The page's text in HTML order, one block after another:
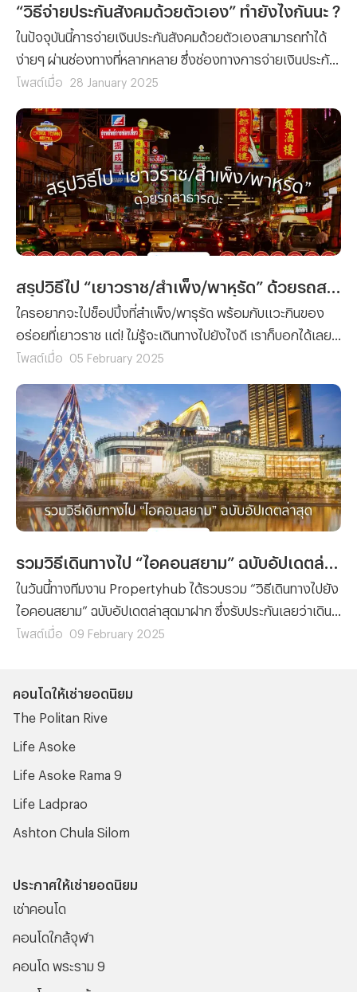
“วิธีจ่ายประกันสังคมด้วยตัวเอง” ทำยังไงกันนะ ?
ในปัจจุบันนี้การจ่ายเงินประกันสังคมด้วยตัวเองสามารถทำได้
ง่ายๆ ผ่านช่องทางที่หลากหลาย ซึ่งช่องทางการจ่ายเงินประกัน
สังคมด้วยตัวเองจะมีช่องทางไหนบ้างนั้น เราไปติดตามข้อมูล
โพสต์เมื่อ 28 January 2025
ใครอยากจะไปช็อปปิ้งที่สำเพ็ง/พารุรัด พร้อมกับแวะกินของ
อร่อยที่เยาวราช แต่! ไม่รู้จะเดินทางไปยังไงดี เราก็บอกได้เลย
ว่าบทความนี้มีคำตอบ! เพราะวันนี้ทีมงาน Propertyhub ได้
ฝาก!
โพสต์เมื่อ 05 February 2025
ในวันนี้ทางทีมงาน Propertyhub ได้รวบรวม “วิธีเดินทางไปยัง
ไอคอนสยาม” ฉบับอัปเดตล่าสุดมาฝาก ซึ่งรับประกันเลยว่าเดิน
ทางง่าย ไม่ซับซ้อนและเดินทางไปถึงไอคอนสยามได้อย่าง
โพสต์เมื่อ 09 February 2025
คอนโดให้เช่ายอดนิยม
The Politan Rive
Life Asoke
Life Asoke Rama 9
Life Ladprao
Ashton Chula Silom
ประกาศให้เช่ายอดนิยม
เช่าคอนโด
คอนโดใกล้จุฬา
คอนโด พระราม 9